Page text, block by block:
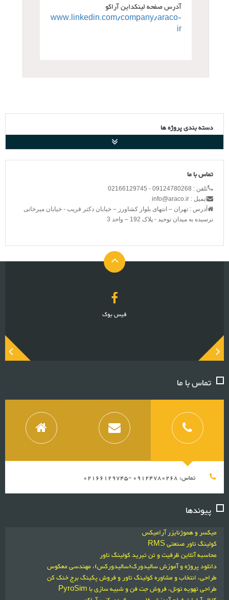
آدرس صفحه لینکداین آراکو
https://www.linkedin.com/company/araco-
ir
دسته بندی پروژه ها
تماس با ما
تلفن : 09124780268 - 02166129745
ایمیل : info@araco.ir
آدرس : تهران – انتهای بلوار کشاورز – خیابان دکتر قریب - خیابان میرخانی
نرسیده به میدان توحید - پلاک 192 – واحد 3
فیس بوک
تماس با ما
تماس: 09124780268 -02166129745
پیوندها
میکسر و هموژنایزر آرامیکس
کولینگ تاور صنعتی RMS
محاسبه آنلاین ظرفیت و تن تبرید کولینگ تاور
دانلود پروژه و آموزش سالیدورک(سالیدورکس)، مهندسی معکوس
طراحی، انتخاب و مشاوره کولینگ تاور و فروش پکینگ برج خنک کن
طراحی تهویه تونل، فروش جت فن و شبیه سازی با PyroSim